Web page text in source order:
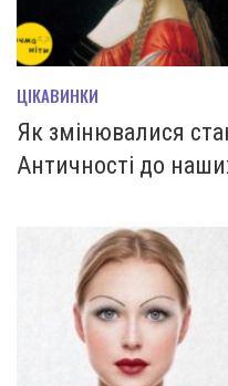
ЦІКАВИНКИ
Як змінювалися
Античності до